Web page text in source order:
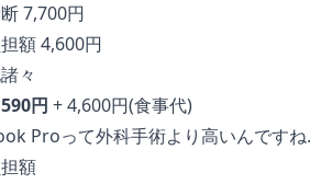
7,700円
額 4,600円
々
円 + 4,600円(食事代)
Proって外科手術より高いんですね
額